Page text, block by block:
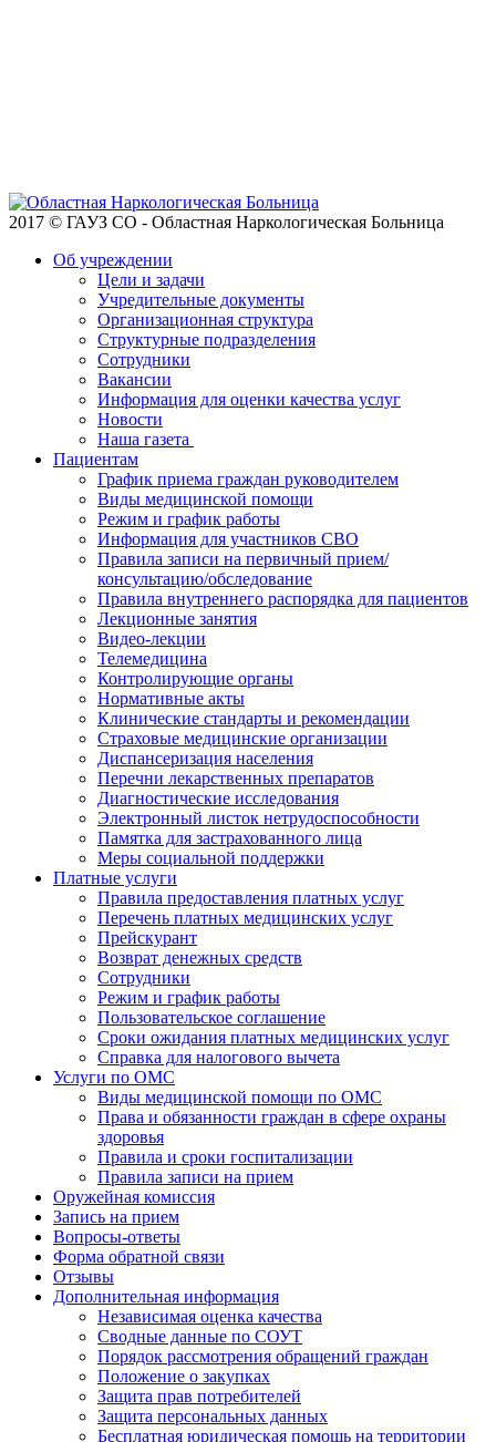
2017 © ГАУЗ СО - Областная Наркологическая Больница
Об учреждении
Цели и задачи
Учредительные документы
Организационная структура
Структурные подразделения
Сотрудники
Вакансии
Информация для оценки качества услуг
Новости
​​Наша газета
Пациентам
График приема граждан руководителем
Виды медицинской помощи
Режим и график работы
Информация для участников СВО
Правила записи на первичный прием/
консультацию/обследование
Правила внутреннего распорядка для пациентов
Лекционные занятия
Видео-лекции
Телемедицина
Контролирующие органы
Нормативные акты
Клинические стандарты и рекомендации
Страховые медицинские организации
Диспансеризация населения
Перечни лекарственных препаратов
Диагностические исследования
Электронный листок нетрудоспособности
Памятка для застрахованного лица
Меры социальной поддержки
Платные услуги
Правила предоставления платных услуг
Перечень платных медицинских услуг
Прейскурант
Возврат денежных средств
Сотрудники
Режим и график работы
Пользовательское соглашение
Сроки ожидания платных медицинских услуг
Справка для налогового вычета
Услуги по ОМС
Виды медицинской помощи по ОМС
Права и обязанности граждан в сфере охраны
здоровья
Правила и сроки госпитализации
Правила записи на прием
Оружейная комиссия
Запись на прием
Вопросы-ответы
Форма обратной связи
Отзывы
Дополнительная информация
Независимая оценка качества
Сводные данные по СОУТ
Порядок рассмотрения обращений граждан
Положение о закупках
Защита прав потребителей
Защита персональных данных
Бесплатная юридическая помощь на территории